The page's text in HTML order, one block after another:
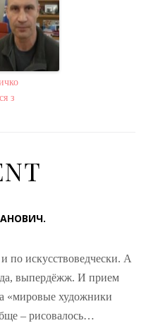
з
по искусствоведчески. А
выпердёжж. И прием
«мировые художники
– рисовалось…